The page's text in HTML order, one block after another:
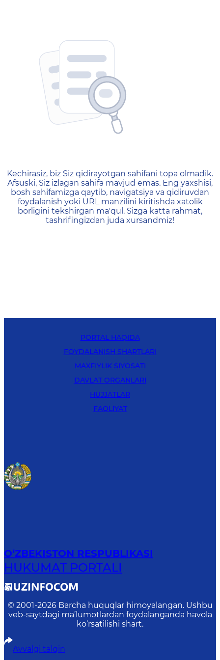
404 — Страница не
Kechirasiz, biz Siz qidirayotgan sahifani topa olmadik.
Afsuski, Siz izlagan sahifa mavjud emas. Eng yaxshisi,
bosh sahifamizga qaytib, navigatsiya va qidiruvdan
foydalanish yoki URL manzilini kiritishda xatolik
borligini tekshirgan ma'qul. Sizga katta rahmat,
tashrifingizdan juda xursandmiz!
PORTAL HAQIDA
FOYDALANISH SHARTLARI
MAXFIYLIK SIYOSATI
DAVLAT ORGANLARI
HUJJATLAR
FAOLIYAT
O‘ZBEKISTON RESPUBLIKASI
HUKUMAT PORTALI
© 2001-2026 Barcha huquqlar himoyalangan. Ushbu
veb-saytdagi ma’lumotlardan foydalanganda havola
ko‘rsatilishi shart.
Avvalgi talqin